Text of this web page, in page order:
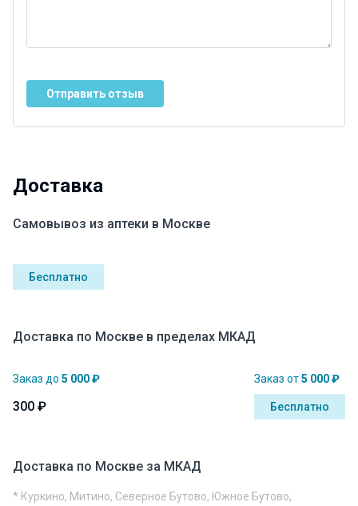
Отправить отзыв
Доставка
Самовывоз из аптеки в Москве
Бесплатно
Доставка по Москве в пределах МКАД
Заказ до 5 000 ₽
300 ₽
Заказ от5 000 ₽
Бесплатно
Доставка по Москве за МКАД
* Куркино, Митино, Северное Бутово, Южное Бутово,